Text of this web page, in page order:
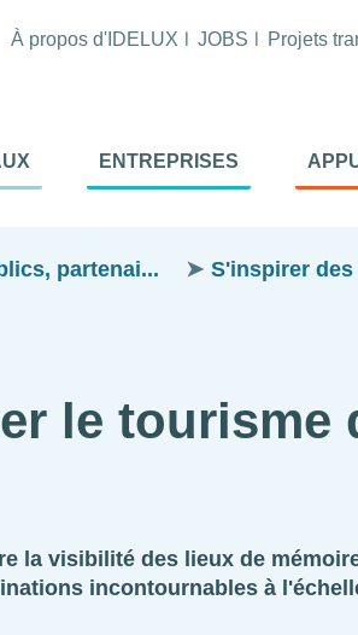
À propos d'IDELUX JOBS Projets
ENTREPRISES
partenai...
S'inspirer
le tourisme
la visibilité des lieux de
incontournables à